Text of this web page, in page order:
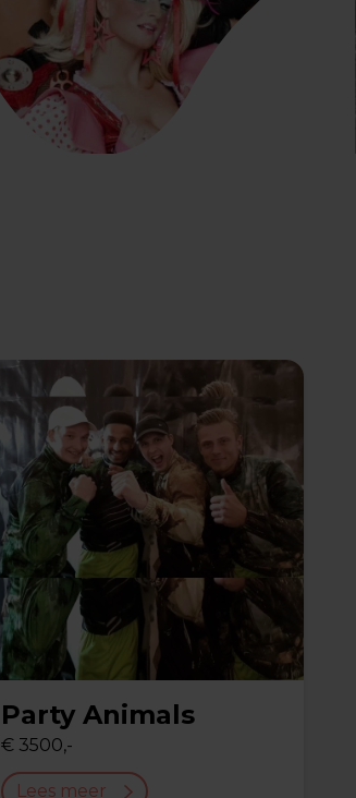
Party Animals
€ 3500,-
Lees meer